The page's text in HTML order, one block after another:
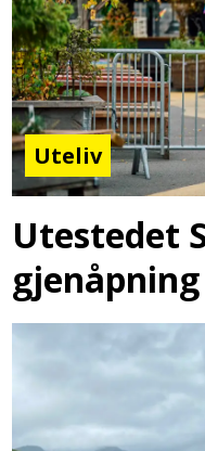
Uteliv
Utestedet